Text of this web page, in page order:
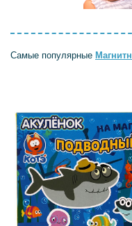
Самые популярные